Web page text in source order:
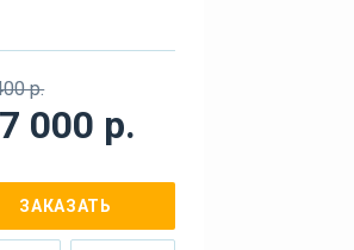
000 р.
р.
ЗАКАЗАТЬ